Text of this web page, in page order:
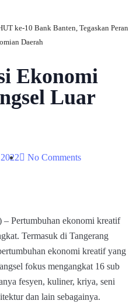
ke-10 Bank Banten, Tegaskan Peran
Daerah
Ekonomi
Luar
No Comments
– Pertumbuhan ekonomi kreatif
Termasuk di Tangerang
ekonomi kreatif yang
fokus mengangkat 16 sub
fesyen, kuliner, kriya, seni
dan lain sebagainya.